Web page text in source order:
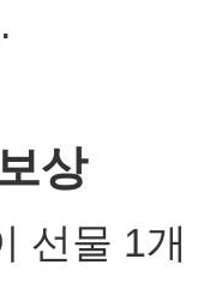
상
선물 1개